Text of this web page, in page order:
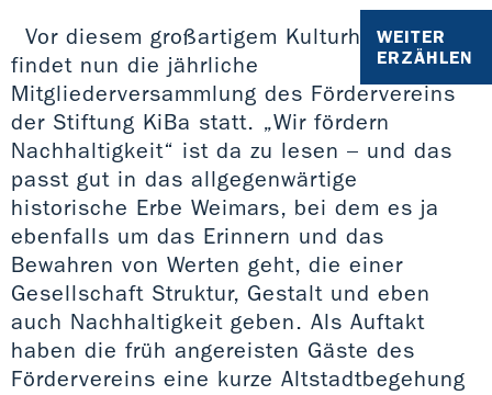
WEITER
ERZÄHLEN
Vor diesem großartigem Kulturhintergrund
findet nun die jährliche
Mitgliederversammlung des Fördervereins
der Stiftung KiBa statt. „Wir fördern
Nachhaltigkeit“ ist da zu lesen – und das
passt gut in das allgegenwärtige
historische Erbe Weimars, bei dem es ja
ebenfalls um das Erinnern und das
Bewahren von Werten geht, die einer
Gesellschaft Struktur, Gestalt und eben
auch Nachhaltigkeit geben. Als Auftakt
haben die früh angereisten Gäste des
Fördervereins eine kurze Altstadtbegehung